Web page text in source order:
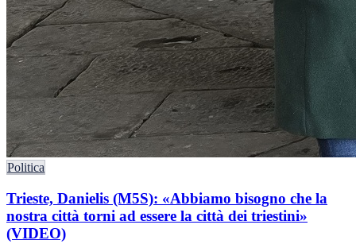
Politica
Trieste, Danielis (M5S): «Abbiamo bisogno che la
nostra città torni ad essere la città dei triestini»
(VIDEO)